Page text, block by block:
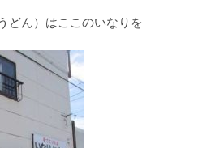
どん）はここのいなりを